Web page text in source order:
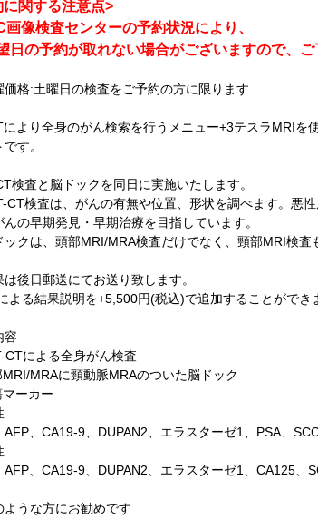
に関する注意点>
像検査センターの予約状況により、
日の予約が取れない場合がございますので、ご
格:土曜日の検査をご予約の方に限ります
より全身のがん検索を行うメニュー+3テスラMRIを
です。
検査と脳ドックを同日に実施いたします。
検査は、がんの有無や位置、形状を調べます。悪
んの早期発見・早期治療を目指しています。
クは、頭部MRI/MRA検査だけでなく、頸部MRI検査
後日郵送にてお送り致します。
よる結果説明を+5,500円(税込)で追加することができ
容
CTによる全身がん検査
MRI/MRAに頸動脈MRAのついた脳ドック
ーカー
AFP、CA19-9、DUPAN2、エラスターゼ1、PSA、
AFP、CA19-9、DUPAN2、エラスターゼ1、CA125、
ような方にお勧めです